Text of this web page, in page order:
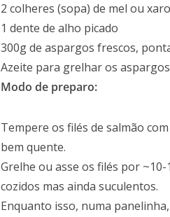
2 colheres (sopa) de mel ou
1 dente de alho picado
300g de aspargos frescos,
Azeite para grelhar os aspargos
Modo de preparo:
Tempere os filés de salmão
bem quente.
Grelhe ou asse os filés por
cozidos mas ainda suculentos.
Enquanto isso, numa